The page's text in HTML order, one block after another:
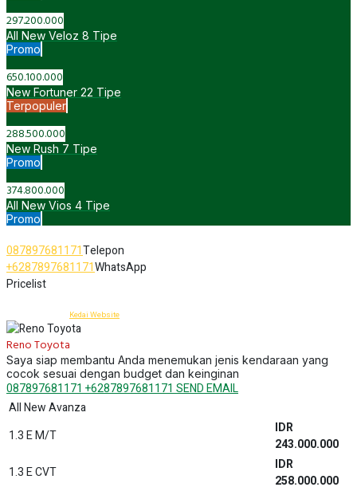
297.200.000
All New Veloz 8 Tipe
Promo
650.100.000
New Fortuner 22 Tipe
Terpopuler
288.500.000
New Rush 7 Tipe
Promo
374.800.000
All New Vios 4 Tipe
Promo
087897681171Telepon
+6287897681171WhatsApp
Pricelist
Kedai Website
Reno Toyota
Saya siap membantu Anda menemukan jenis kendaraan yang
cocok sesuai dengan budget dan keinginan
087897681171 +6287897681171 SEND EMAIL
All New Avanza
1.3 E M/T
IDR
243.000.000
1.3 E CVT
IDR
258.000.000